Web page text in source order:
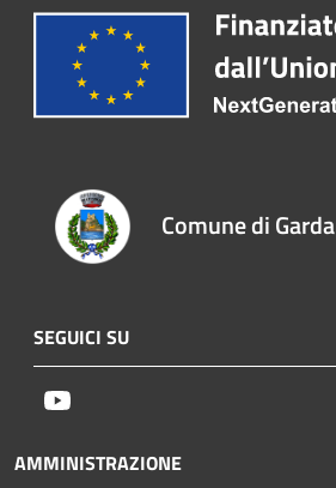
Comune di Garda
SEGUICI SU
AMMINISTRAZIONE